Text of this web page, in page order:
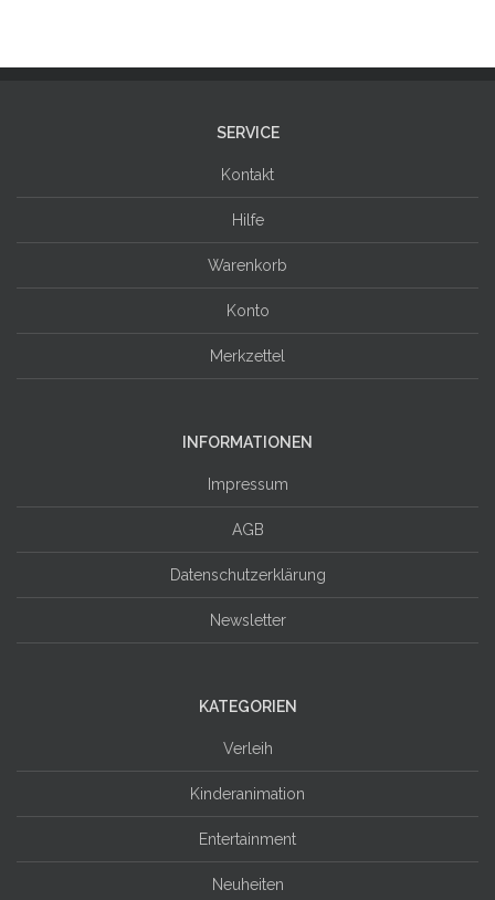
SERVICE
Kontakt
Hilfe
Warenkorb
Konto
Merkzettel
INFORMATIONEN
Impressum
AGB
Datenschutzerklärung
Newsletter
KATEGORIEN
Verleih
Kinderanimation
Entertainment
Neuheiten